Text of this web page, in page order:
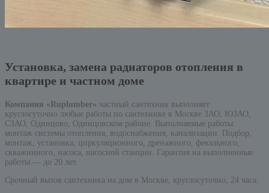
Установка, замена радиаторов отопления в
квартире и частном доме
Компания «Ruplumber» частный сантехник выполняет
круглосуточно любые работы по сантехнике в Москве ЗАО, ЮЗАО,
СЗАО, Одинцово, Одинцовском районе. Выполняемые работы:
монтаж системы отопления, водоснабжения, канализации. Подбор,
монтаж, установка, циркуляционного, дренажного, фекального,
скважинного, насоса, насосной станции. Гарантия на выполненные
работы — до 20 лет.
Срочный вызов сантехника на дом в Москве, круглосуточно, 24 часа.